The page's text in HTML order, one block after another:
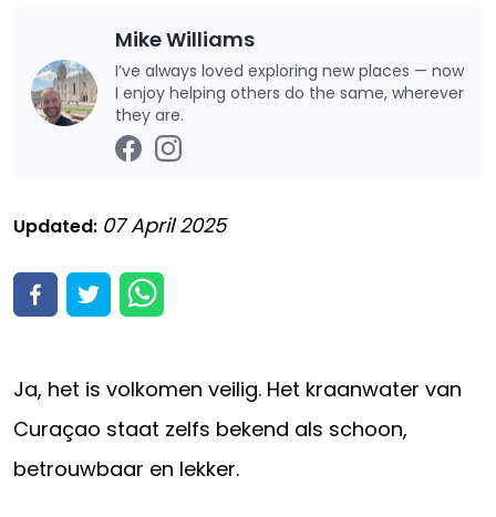
Mike Williams
I’ve always loved exploring new places — now
I enjoy helping others do the same, wherever
they are.
Updated: 07 April 2025
Ja, het is volkomen veilig. Het kraanwater van
Curaçao staat zelfs bekend als schoon,
betrouwbaar en lekker.